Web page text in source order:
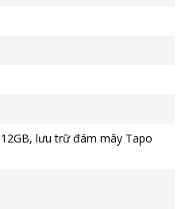
lưu trữ đám mây Tapo